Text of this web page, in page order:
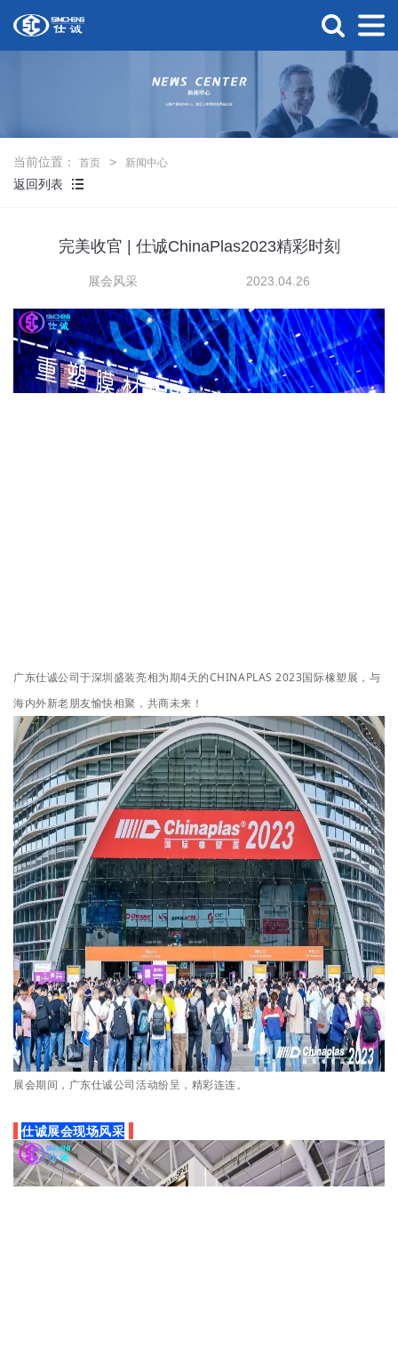
当前位置： 首页 新闻中心
返回列表
完美收官 | 仕诚ChinaPlas2023精彩时刻
展会风采 2023.04.26
广东仕诚公司于深圳盛装亮相为期4天的CHINAPLAS 2023国际橡塑展，与
海内外新老朋友愉快相聚， 共商未来 ！
展会期间，广东仕诚公司活动纷呈，精彩连连。
仕诚展会现场风采